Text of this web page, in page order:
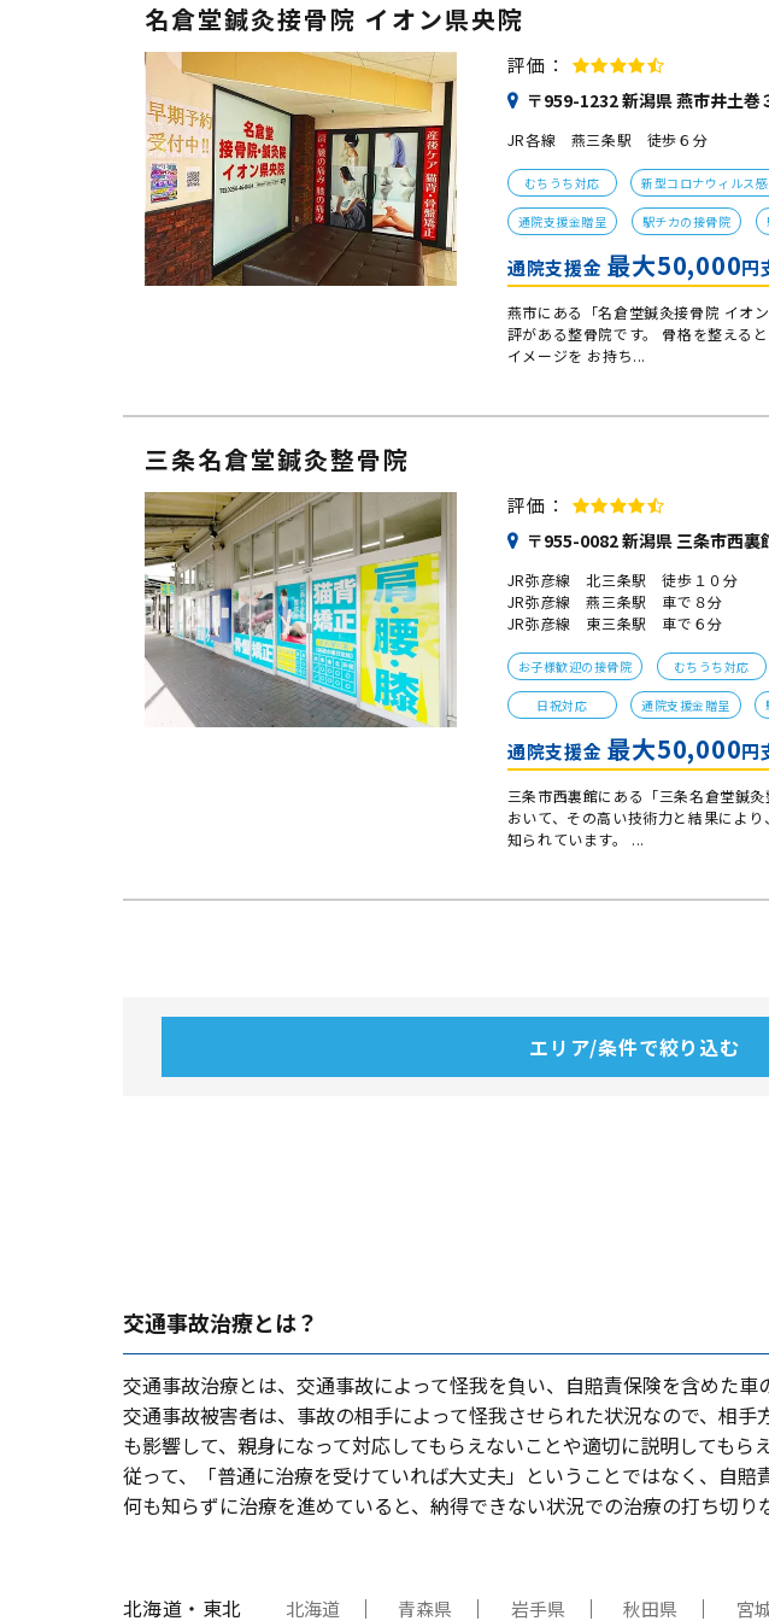
名倉堂鍼灸接骨院 イオン県央院
評価：
〒959-1232 新潟県 燕市井土
JR各線 燕三条駅 徒歩６分
むちうち対応 新型コロナウィルス
通院支援金贈呈 駅チカの接骨院
通院支援金 最大50,000円
燕市にある「名倉堂鍼灸接骨院 イオ
評がある整骨院です。 骨格を整える
イメージを お持ち...
三条名倉堂鍼灸整骨院
評価：
〒955-0082 新潟県 三条市西
JR弥彦線 北三条駅 徒歩１０分
JR弥彦線 燕三条駅 車で８分
JR弥彦線 東三条駅 車で６分
お子様歓迎の接骨院 むちうち対応
日祝対応 通院支援金贈呈
通院支援金 最大50,000円
三条市西裏館にある「三条名倉堂鍼
おいて、その高い技術力と結果によ
知られています。 ...
エリア/条件で絞り込む
交通事故治療とは？
交通事故治療とは、交通事故によって怪我を負い、⾃賠責保険を含めた⾞
交通事故被害者は、事故の相⼿によって怪我させられた状況なので、相
も影響して、親⾝になって対応してもらえないことや適切に説明してもら
従って、「普通に治療を受けていれば⼤丈夫」ということではなく、⾃賠
何も知らずに治療を進めていると、納得できない状況での治療の打ち切り
北海道・東北 北海道 青森県 岩手県 秋田県 宮